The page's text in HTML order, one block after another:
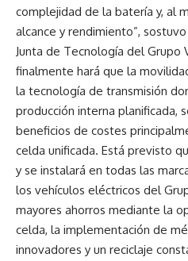
complejidad de la batería y, al
alcance y rendimiento”,
Junta de Tecnología del Grupo
finalmente hará que la
la tecnología de transmisión
producción interna planificada,
beneficios de costes
celda unificada. Está previsto
y se instalará en todas las
los vehículos eléctricos del
mayores ahorros mediante la
celda, la implementación de
innovadores y un reciclaje